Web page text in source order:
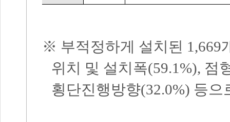
※ 부적정하게 설치된 1,669
위치 및 설치폭(59.1%), 점
횡단진행방향(32.0%) 등으